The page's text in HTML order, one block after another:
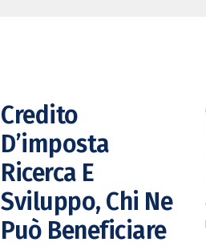
Credito
D’imposta
Ricerca E
Sviluppo, Chi Ne
Può Beneficiare